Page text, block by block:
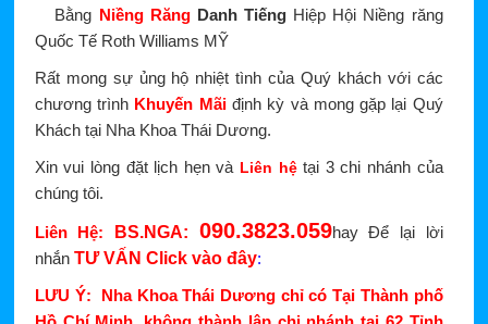
Bằng Niềng Răng Danh Tiếng Hiệp Hội Niềng răng
Quốc Tế Roth Williams MỸ
Rất mong sự ủng hộ nhiệt tình của Quý khách với các
chương trình Khuyến Mãi định kỳ và mong gặp lại Quý
Khách tại Nha Khoa Thái Dương.
Xin vui lòng đặt lịch hẹn và Liên hệtại 3 chi nhánh của
chúng tôi.
Liên Hệ: BS.NGA: 090.3823.059hay Để lại lời
nhắn TƯ VẤN Click vào đây:
LƯU Ý: Nha Khoa Thái Dương chỉ có Tại Thành phố